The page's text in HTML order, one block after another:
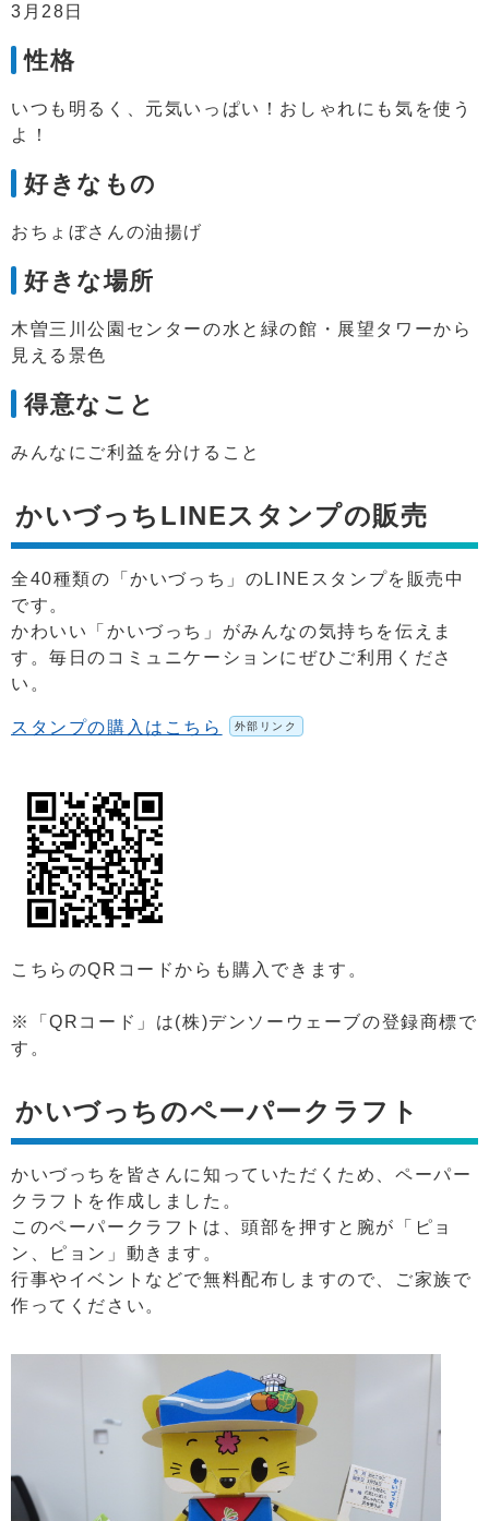
3月28日
性格
いつも明るく、元気いっぱい！おしゃれにも気を使う
よ！
好きなもの
おちょぼさんの油揚げ
好きな場所
木曽三川公園センターの水と緑の館・展望タワーから
見える景色
得意なこと
みんなにご利益を分けること
かいづっちLINEスタンプの販売
全40種類の「かいづっち」のLINEスタンプを販売中
です。
かわいい「かいづっち」がみんなの気持ちを伝えま
す。毎日のコミュニケーションにぜひご利用くださ
い。
スタンプの購入はこちら 外部リンク
こちらのQRコードからも購入できます。
※「QRコード」は(株)デンソーウェーブの登録商標で
す。
かいづっちのペーパークラフト
かいづっちを皆さんに知っていただくため、ペーパー
クラフトを作成しました。
このペーパークラフトは、頭部を押すと腕が「ピョ
ン、ピョン」動きます。
行事やイベントなどで無料配布しますので、ご家族で
作ってください。